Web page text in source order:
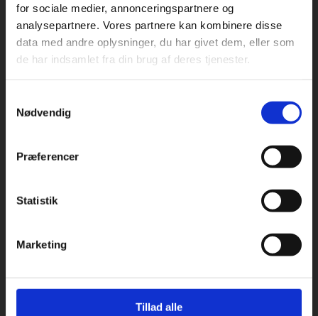
for sociale medier, annonceringspartnere og
analysepartnere. Vores partnere kan kombinere disse
data med andre oplysninger, du har givet dem, eller som
de har indsamlet fra din brug af deres tjenester.
Nødvendig
Præferencer
Statistik
Marketing
Tillad alle
Praxis Forlag A/S
CVR 41280921
5000 Odense
Rødekro
Hærvejen 8
Alle hverdage kl. 10.00-15.00
For privatkunder og
studerende. Du får
vist priser inkl.
For institutioner og
virksomheder. Du
får vist priser ekskl.